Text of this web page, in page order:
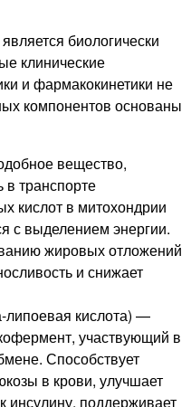
биологически
клинические
и фармакокинетики не
компонентов основаны
вещество,
транспорте
кислот в митохондрии
с выделением энергии.
жировых отложений
и снижает
липоевая кислота) —
участвующий в
Способствует
в крови, улучшает
инсулину, поддерживает